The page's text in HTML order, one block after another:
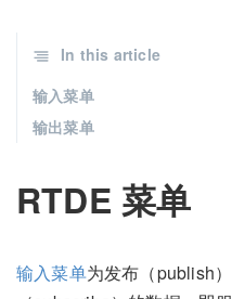
RTDE 菜单
输入菜单为发布（publish
In this article
输入菜单
输出菜单